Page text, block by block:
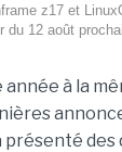
z17 et
du 12 août
année à la
des